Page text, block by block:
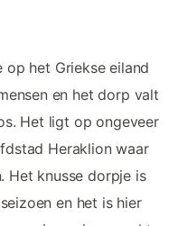
op het Griekse eiland
en het dorp valt
Het ligt op ongeveer
Heraklion waar
Het knusse dorpje is
en het is hier